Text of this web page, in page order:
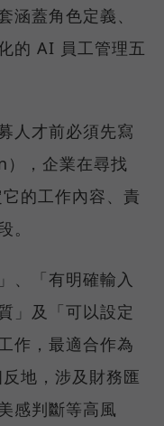
涵蓋角色定義、
的 AI 員工管理五
人才前必須先寫
，企業在尋找
的工作內容、責
。
、「有明確輸入
」及「可以設定
作，最適合作為
地，涉及財務匯
感判斷等高風